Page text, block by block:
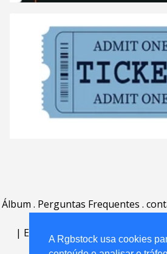
A Rgbstock usa cookies
Álbum . Perguntas Frequentes .
| English | Deutsch Español
Nederlands|